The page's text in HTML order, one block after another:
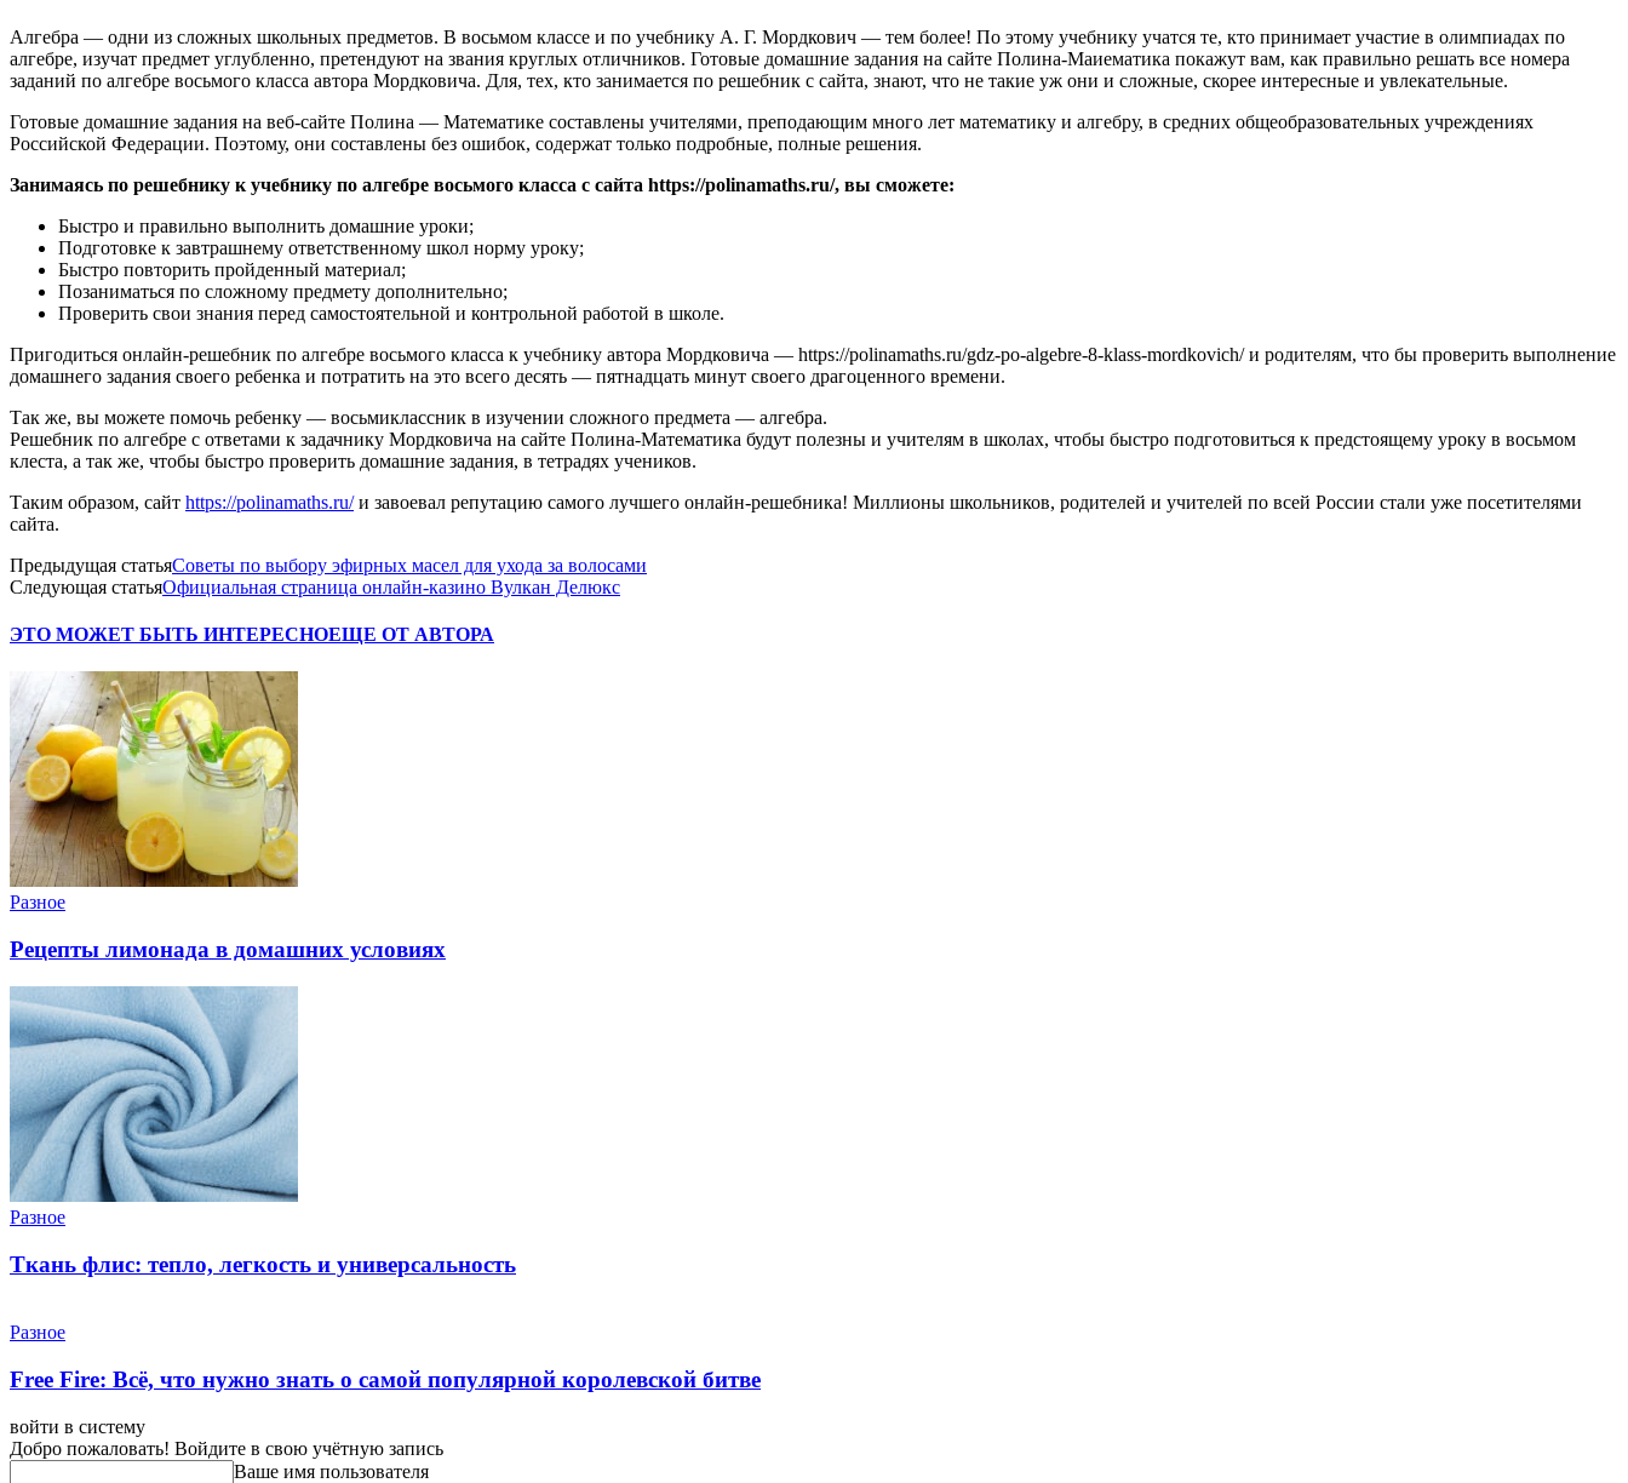
Алгебра — одни из сложных школьных предметов. В восьмом классе и по учебнику А. Г. Мордкович — тем более! По этому учебнику учатся те, кто принимает участие в олимпиадах по
алгебре, изучат предмет углубленно, претендуют на звания круглых отличников. Готовые домашние задания на сайте Полина-Маиематика покажут вам, как правильно решать все номера
заданий по алгебре восьмого класса автора Мордковича. Для, тех, кто занимается по решебник с сайта, знают, что не такие уж они и сложные, скорее интересные и увлекательные.
Готовые домашние задания на веб-сайте Полина — Математике составлены учителями, преподающим много лет математику и алгебру, в средних общеобразовательных учреждениях
Российской Федерации. Поэтому, они составлены без ошибок, содержат только подробные, полные решения.
Занимаясь по решебнику к учебнику по алгебре восьмого класса с сайта https://polinamaths.ru/, вы сможете:
Быстро и правильно выполнить домашние уроки;
Подготовке к завтрашнему ответственному школ норму уроку;
Быстро повторить пройденный материал;
Позаниматься по сложному предмету дополнительно;
Проверить свои знания перед самостоятельной и контрольной работой в школе.
Пригодиться онлайн-решебник по алгебре восьмого класса к учебнику автора Мордковича — https://polinamaths.ru/gdz-po-algebre-8-klass-mordkovich/ и родителям, что бы проверить выполнение
домашнего задания своего ребенка и потратить на это всего десять — пятнадцать минут своего драгоценного времени.
Так же, вы можете помочь ребенку — восьмиклассник в изучении сложного предмета — алгебра.
Решебник по алгебре с ответами к задачнику Мордковича на сайте Полина-Математика будут полезны и учителям в школах, чтобы быстро подготовиться к предстоящему уроку в восьмом
клеста, а так же, чтобы быстро проверить домашние задания, в тетрадях учеников.
Таким образом, сайт https://polinamaths.ru/и завоевал репутацию самого лучшего онлайн-решебника! Миллионы школьников, родителей и учителей по всей России стали уже посетителями
сайта.
Предыдущая статьяСоветы по выбору эфирных масел для ухода за волосами
Следующая статьяОфициальная страница онлайн-казино Вулкан Делюкс
ЭТО МОЖЕТ БЫТЬ ИНТЕРЕСНОЕЩЕ ОТ АВТОРА
Разное
Рецепты лимонада в домашних условиях
Разное
Ткань флис: тепло, легкость и универсальность
Разное
Free Fire: Всё, что нужно знать о самой популярной королевской битве
войти в систему
Добро пожаловать! Войдите в свою учётную запись
Ваше имя пользователя